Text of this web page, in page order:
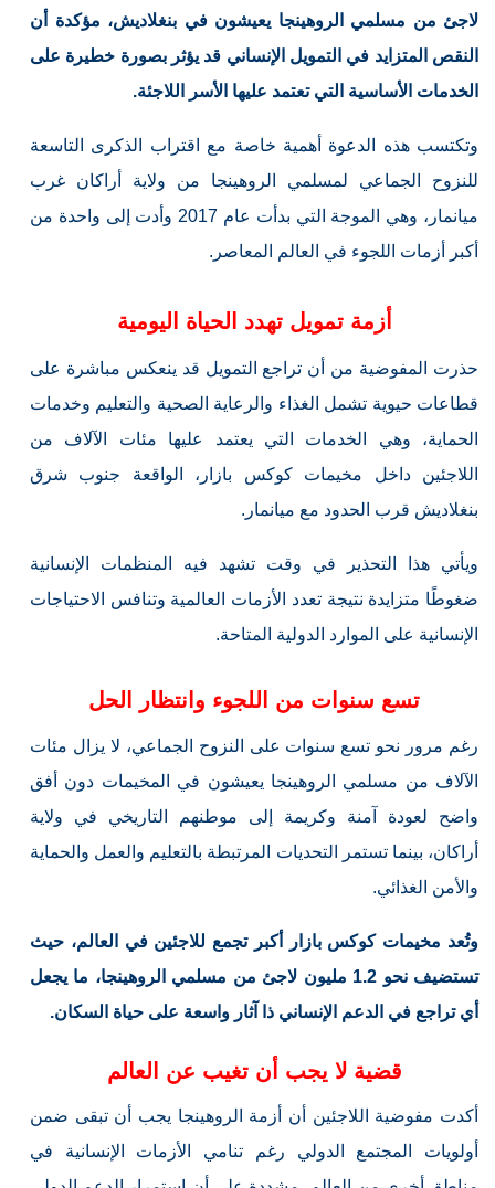
لاجئ من مسلمي الروهينجا يعيشون في بنغلاديش، مؤكدة أن
النقص المتزايد في التمويل الإنساني قد يؤثر بصورة خطيرة على
الخدمات الأساسية التي تعتمد عليها الأسر اللاجئة.
وتكتسب هذه الدعوة أهمية خاصة مع اقتراب الذكرى التاسعة
للنزوح الجماعي لمسلمي الروهينجا من ولاية أراكان غرب
ميانمار، وهي الموجة التي بدأت عام 2017 وأدت إلى واحدة من
أكبر أزمات اللجوء في العالم المعاصر.
أزمة تمويل تهدد الحياة اليومية
حذرت المفوضية من أن تراجع التمويل قد ينعكس مباشرة على
قطاعات حيوية تشمل الغذاء والرعاية الصحية والتعليم وخدمات
الحماية، وهي الخدمات التي يعتمد عليها مئات الآلاف من
اللاجئين داخل مخيمات كوكس بازار، الواقعة جنوب شرق
بنغلاديش قرب الحدود مع ميانمار.
ويأتي هذا التحذير في وقت تشهد فيه المنظمات الإنسانية
ضغوطًا متزايدة نتيجة تعدد الأزمات العالمية وتنافس الاحتياجات
الإنسانية على الموارد الدولية المتاحة.
تسع سنوات من اللجوء وانتظار الحل
رغم مرور نحو تسع سنوات على النزوح الجماعي، لا يزال مئات
الآلاف من مسلمي الروهينجا يعيشون في المخيمات دون أفق
واضح لعودة آمنة وكريمة إلى موطنهم التاريخي في ولاية
أراكان، بينما تستمر التحديات المرتبطة بالتعليم والعمل والحماية
والأمن الغذائي.
وتُعد مخيمات كوكس بازار أكبر تجمع للاجئين في العالم، حيث
تستضيف نحو 1.2 مليون لاجئ من مسلمي الروهينجا، ما يجعل
أي تراجع في الدعم الإنساني ذا آثار واسعة على حياة السكان.
قضية لا يجب أن تغيب عن العالم
أكدت مفوضية اللاجئين أن أزمة الروهينجا يجب أن تبقى ضمن
أولويات المجتمع الدولي رغم تنامي الأزمات الإنسانية في